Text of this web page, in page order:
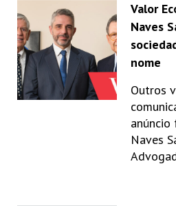
Valor
Naves
nome
Outros
anúncio
Naves